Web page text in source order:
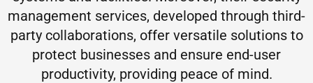
management services, developed through third-
party collaborations, offer versatile solutions to
protect businesses and ensure end-user
productivity, providing peace of mind.